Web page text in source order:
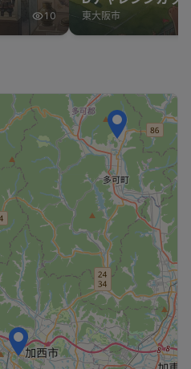
10
表 vs オーストラ
東大阪市